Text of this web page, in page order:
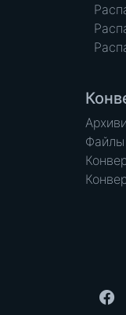
Файлы